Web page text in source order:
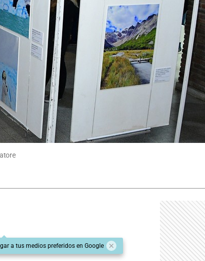
a tus medios preferidos en Google